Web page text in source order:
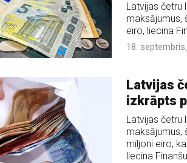
Latvijas četru
maksājumus,
eiro, liecina
18.
Latvijas
izkrāpts
Latvijas četru
maksājumus,
miljoni eiro,
liecina